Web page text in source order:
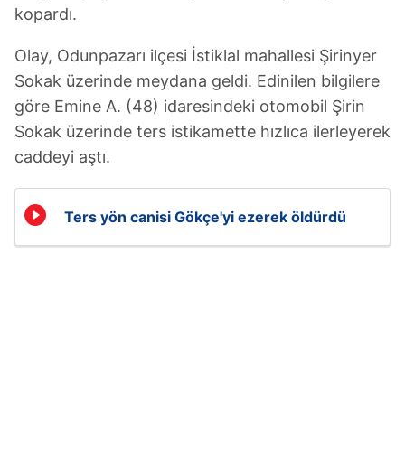
kopardı.
Olay, Odunpazarı ilçesi İstiklal mahallesi Şirinyer
Sokak üzerinde meydana geldi. Edinilen bilgilere
göre Emine A. (48) idaresindeki otomobil Şirin
Sokak üzerinde ters istikamette hızlıca ilerleyerek
caddeyi aştı.
Ters yön canisi Gökçe'yi ezerek öldürdü